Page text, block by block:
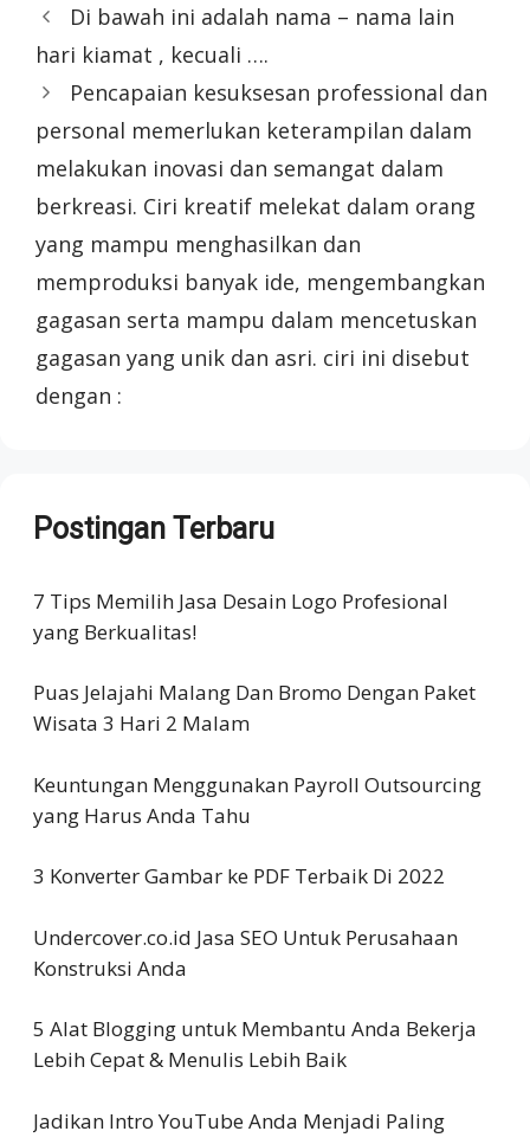
Di bawah ini adalah nama – nama lain
hari kiamat , kecuali ….
Pencapaian kesuksesan professional dan
personal memerlukan keterampilan dalam
melakukan inovasi dan semangat dalam
berkreasi. Ciri kreatif melekat dalam orang
yang mampu menghasilkan dan
memproduksi banyak ide, mengembangkan
gagasan serta mampu dalam mencetuskan
gagasan yang unik dan asri. ciri ini disebut
dengan :
Postingan Terbaru
7 Tips Memilih Jasa Desain Logo Profesional
yang Berkualitas!
Puas Jelajahi Malang Dan Bromo Dengan Paket
Wisata 3 Hari 2 Malam
Keuntungan Menggunakan Payroll Outsourcing
yang Harus Anda Tahu
3 Konverter Gambar ke PDF Terbaik Di 2022
Undercover.co.id Jasa SEO Untuk Perusahaan
Konstruksi Anda
5 Alat Blogging untuk Membantu Anda Bekerja
Lebih Cepat & Menulis Lebih Baik
Jadikan Intro YouTube Anda Menjadi Paling